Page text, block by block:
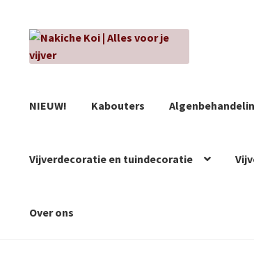
Ga
door
Ga
naar
NIEUW! Kabouters
Vijverdecoratie en tuindecoratie
Over ons